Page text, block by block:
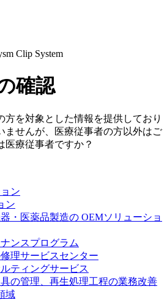
製器具と滅菌コンテナーシステム
皮膚用接着剤
疾患
きい関節である膝関節。日常の生活
や特徴とは？傷めてしまった場合
療の選択肢があるのでしょう。
働くということ）
ースクラッﾌﾟで新たな可能性を見つ
集中のポジションをご覧いただけ
フォーム
影のお申込み
ース
リリース
者さま向けニュース
Clip System
確認
方を対象とした情報を提供しており
ませんが、医療従事者の方以外はご
医療従事者ですか？
ン
ン
・医薬品製造の OEMソリューショ
ンスプログラム
理サービスセンター
ティングサービス
の管理、再生処理工程の業務改善
域